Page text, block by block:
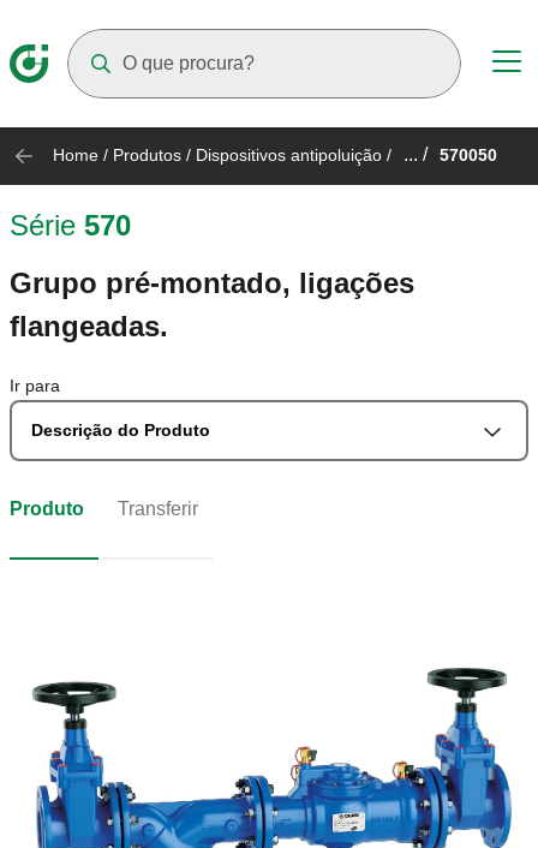
Home / Produtos / Dispositivos antipoluição / ... / 570050
Série 570
Grupo pré-montado, ligações
flangeadas.
Ir para
Descrição do Produto
Produto Transferir